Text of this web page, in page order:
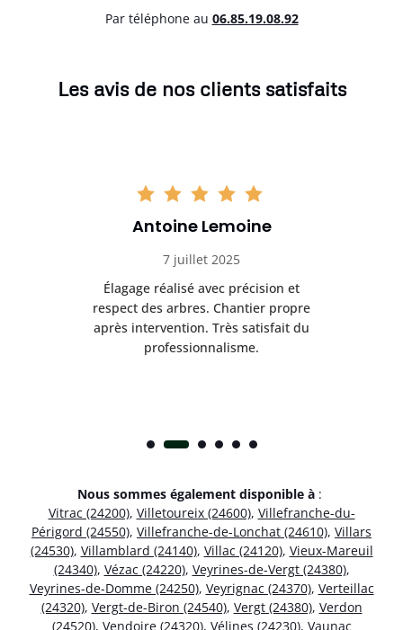
Par téléphone au 06.85.19.08.92
Les avis de nos clients satisfaits
Antoine Lemoine
7 juillet 2025
Élagage réalisé avec précision et
respect des arbres. Chantier propre
après intervention. Très satisfait du
professionnalisme.
Nous sommes également disponible à :
Vitrac (24200), Villetoureix (24600), Villefranche-du-
Périgord (24550), Villefranche-de-Lonchat (24610), Villars
(24530), Villamblard (24140), Villac (24120), Vieux-Mareuil
(24340), Vézac (24220), Veyrines-de-Vergt (24380),
Veyrines-de-Domme (24250), Veyrignac (24370), Verteillac
(24320), Vergt-de-Biron (24540), Vergt (24380), Verdon
(24520), Vendoire (24320), Vélines (24230), Vaunac